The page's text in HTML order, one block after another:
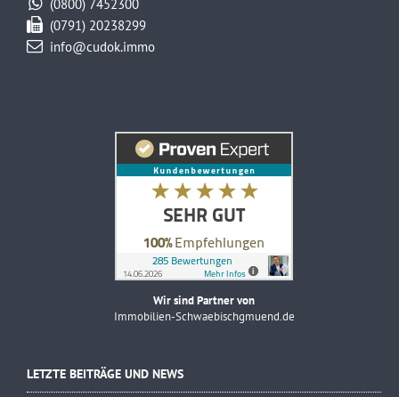
(0800) 7452300
(0791) 20238299
info@cudok.immo
Wir sind Partner von
Immobilien-Schwaebischgmuend.de
LETZTE BEITRÄGE UND NEWS